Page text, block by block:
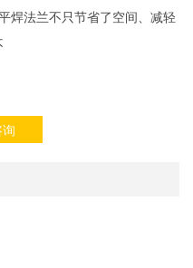
焊法兰不只节省了空间、减轻